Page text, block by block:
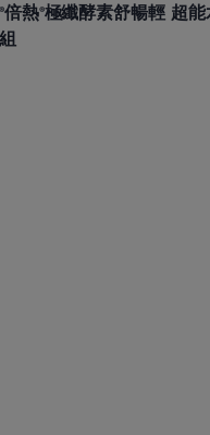
倍熱®極纖酵素舒暢輕 超